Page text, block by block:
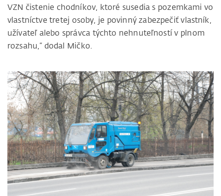
VZN čistenie chodníkov, ktoré susedia s pozemkami vo
vlastníctve tretej osoby, je povinný zabezpečiť vlastník,
užívateľ alebo správca týchto nehnuteľností v plnom
rozsahu,“ dodal Mičko.